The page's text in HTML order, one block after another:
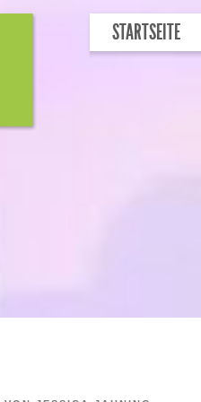
STARTSEITE